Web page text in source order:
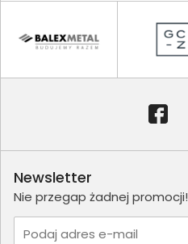
Newsletter
Nie przegap żadnej promocji!
Podaj adres e-mail